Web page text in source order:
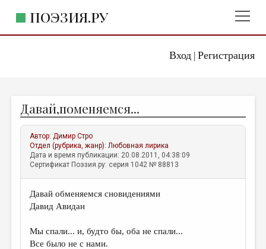
Вход| Регистрация
ПОЭЗИЯ.РУ
ЖАНРЫ
АВТОРЫ
КОММЕНТАРИИ
ЛИТСАЛОН
НОВОСТИ
ОТДЕЛЫ И РУБРИКИ
Давай,поменяемся...
Автор:Димир Стро
Отдел (рубрика, жанр):Любовная лирика
Дата и время публикации: 20.08.2011, 04:38:09
Сертификат Поэзия.ру: серия 1042 № 88813
Давай обменяемся сновидениями
Давид Авидан
Мы спали... и, будто бы, оба не спали...
Все было не с нами.